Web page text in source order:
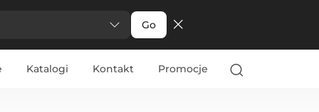
Go
Katalogi Kontakt Promocje